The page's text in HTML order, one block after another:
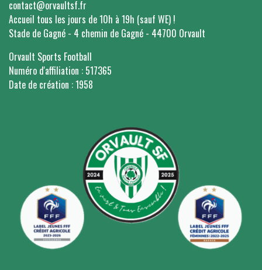
contact@orvaultsf.fr
Accueil tous les jours de 10h à 19h (sauf WE) !
Stade de Gagné - 4 chemin de Gagné - 44700 Orvault
Orvault Sports Football
Numéro d'affiliation : 517365
Date de création : 1958